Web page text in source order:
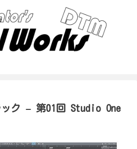
ック – 第01回 Studio One